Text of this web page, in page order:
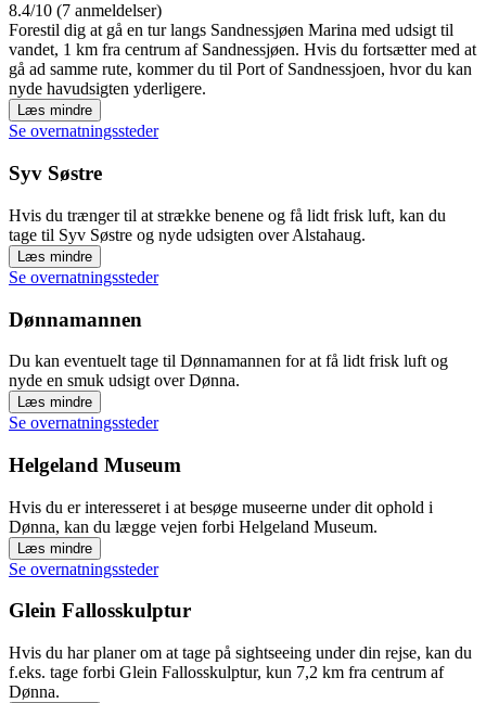
8.4/10 (7 anmeldelser)
Forestil dig at gå en tur langs Sandnessjøen Marina med udsigt til
vandet, 1 km fra centrum af Sandnessjøen. Hvis du fortsætter med at
gå ad samme rute, kommer du til Port of Sandnessjoen, hvor du kan
nyde havudsigten yderligere.
Læs mindre
Se overnatningssteder
Syv Søstre
Hvis du trænger til at strække benene og få lidt frisk luft, kan du
tage til Syv Søstre og nyde udsigten over Alstahaug.
Læs mindre
Se overnatningssteder
Dønnamannen
Du kan eventuelt tage til Dønnamannen for at få lidt frisk luft og
nyde en smuk udsigt over Dønna.
Læs mindre
Se overnatningssteder
Helgeland Museum
Hvis du er interesseret i at besøge museerne under dit ophold i
Dønna, kan du lægge vejen forbi Helgeland Museum.
Læs mindre
Se overnatningssteder
Glein Fallosskulptur
Hvis du har planer om at tage på sightseeing under din rejse, kan du
f.eks. tage forbi Glein Fallosskulptur, kun 7,2 km fra centrum af
Dønna.